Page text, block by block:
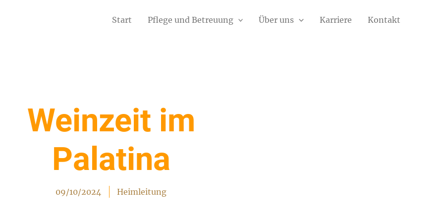
Start Pflege und Betreuung Über uns Karriere Kontakt
Weinzeit im
Palatina
09/10/2024 Heimleitung